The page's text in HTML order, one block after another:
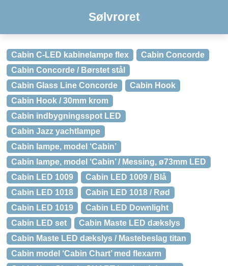
Sølvroret
Cabin C-LED kabinelampe flex
Cabin Concorde
Cabin Concorde / Børstet stål
Cabin Glass Line Concorde
Cabin Hook
Cabin Hook / 30mm krom
Cabin indbygningsspot LED
Cabin Jazz yachtlampe
Cabin lampe, model ‘Cabin’
Cabin lampe, model ‘Cabin’ / Messing, ø73mm LED
Cabin LED 1009
Cabin LED 1009 / Blå
Cabin LED 1018
Cabin LED 1018 / Rød
Cabin LED 1019
Cabin LED Downlight
Cabin LED set
Cabin Maste LED dækslys
Cabin Maste LED dækslys / Mastebeslag titan
Cabin model ‘Cabin Chart’ med flexarm